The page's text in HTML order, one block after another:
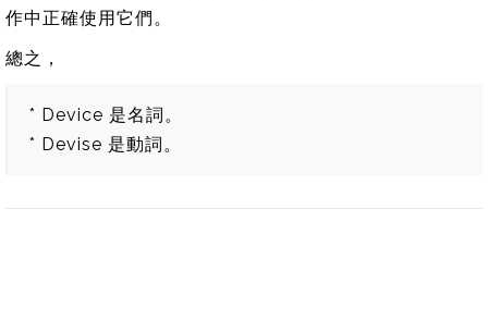
作中正確使用它們。
總之，
* Device 是名詞。
* Devise 是動詞。